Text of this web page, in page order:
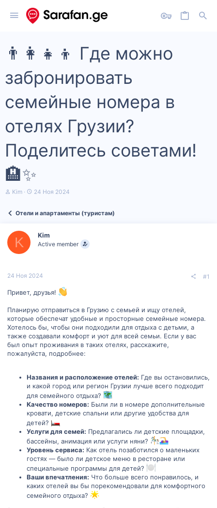
👨‍👩‍👧‍👦 Где можно
забронировать
семейные номера в
отелях Грузии?
Поделитесь советами!
🏨✨
А
т
м
ы
Kim
Д
а
24 Ноя 2024
Отели и апартаменты (туристам)
K Kim
Active member
24 Ноя 2024 #1
Привет, друзья!
Планирую отправиться в Грузию с семьей и ищу отелей,
которые обеспечат удобные и просторные семейные номера.
Хотелось бы, чтобы они подходили для отдыха с детьми, а
также создавали комфорт и уют для всей семьи. Если у вас
был опыт проживания в таких отелях, расскажите,
пожалуйста, подробнее:
Названия и расположение отелей: Где вы остановились,
и какой город или регион Грузии лучше всего подходит
для семейного отдыха?
Качество номеров: Были ли в номере дополнительные
кровати, детские спальни или другие удобства для
детей?
Услуги для семей: Предлагались ли детские площадки,
бассейны, анимация или услуги няни?
Уровень сервиса: Как отель позаботился о маленьких
гостях — было ли детское меню в ресторане или
специальные программы для детей?
Ваши впечатления: Что больше всего понравилось, и
каких отелей вы бы порекомендовали для комфортного
семейного отдыха?